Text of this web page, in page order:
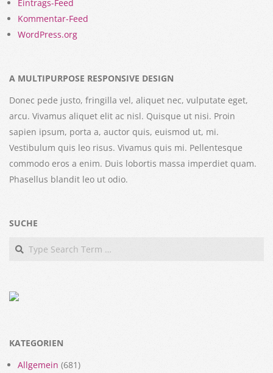
Eintrags-Feed
Kommentar-Feed
WordPress.org
A MULTIPURPOSE RESPONSIVE DESIGN
Donec pede justo, fringilla vel, aliquet nec, vulputate eget,
arcu. Vivamus aliquet elit ac nisl. Quisque ut nisi. Proin
sapien ipsum, porta a, auctor quis, euismod ut, mi.
Vestibulum quis leo risus. Vivamus quis mi. Pellentesque
commodo eros a enim. Duis lobortis massa imperdiet quam.
Phasellus blandit leo ut odio.
SUCHE
Search
KATEGORIEN
Allgemein (681)